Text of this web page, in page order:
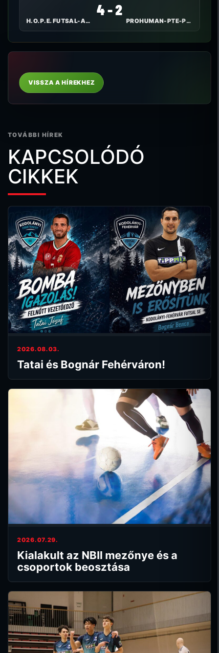
H.O.P.E. FUTSAL-ALPASSPORT
4 - 2
PROHUMAN-PTE-PEAC
VISSZA A HÍREKHEZ
TOVÁBBI HÍREK
KAPCSOLÓDÓ
CIKKEK
2026.08.03.
Tatai és Bognár Fehérváron!
2026.07.29.
Kialakult az NBII mezőnye és a
csoportok beosztása